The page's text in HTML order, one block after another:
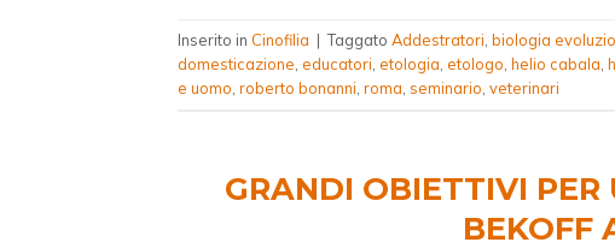
Inserito in Cinofilia | Taggato Addestratori, biologia
domesticazione, educatori, etologia, etologo, helio cabala,
e uomo, roberto bonanni, roma, seminario, veterinari
GRANDI OBIETTIVI PER
BEKOFF